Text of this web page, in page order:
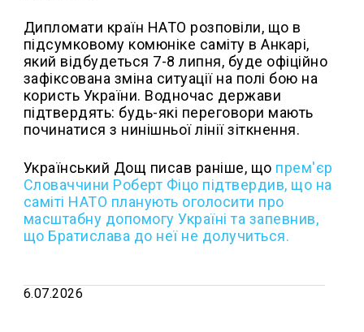
Дипломати країн НАТО розповіли, що в
підсумковому комюніке саміту в Анкарі,
який відбудеться 7-8 липня, буде офіційно
зафіксована зміна ситуації на полі бою на
користь України. Водночас держави
підтвердять: будь-які переговори мають
починатися з нинішньої лінії зіткнення.
Український Дощ писав раніше, що прем'єр
Словаччини Роберт Фіцо підтвердив, що на
саміті НАТО планують оголосити про
масштабну допомогу Україні та запевнив,
що Братислава до неї не долучиться.
6.07.2026